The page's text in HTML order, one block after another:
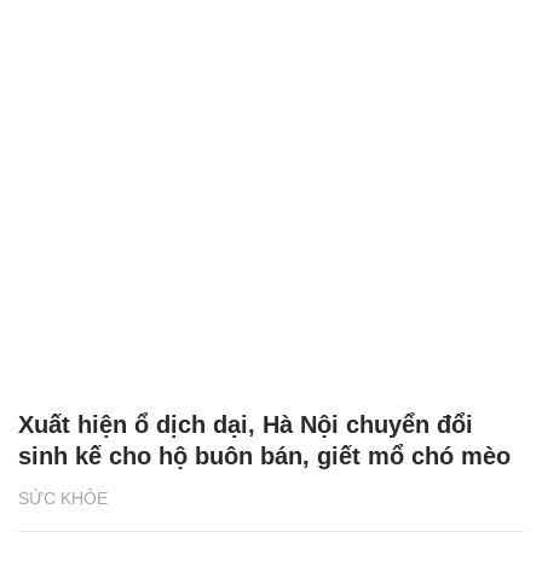
SỨC KHỎE
Xuất hiện ổ dịch dại, Hà Nội chuyển đổi
sinh kế cho hộ buôn bán, giết mổ chó mèo